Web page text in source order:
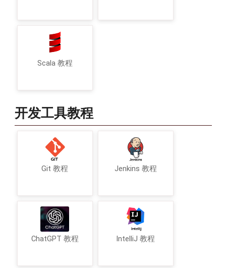
Scala 教程
开发工具教程
Git 教程 Jenkins 教程
ChatGPT 教程 IntelliJ 教程